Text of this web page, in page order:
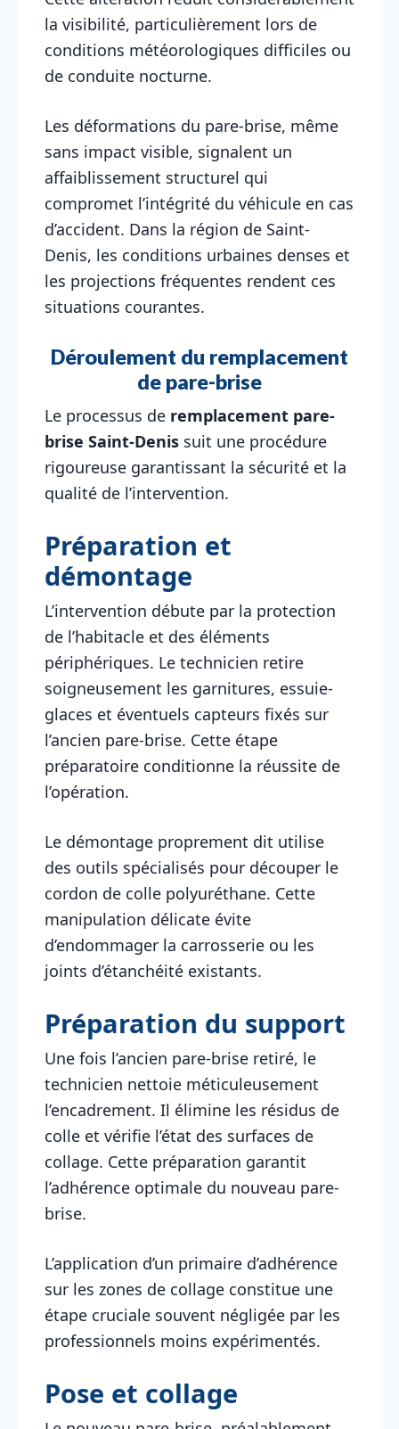
la visibilité, particulièrement lors de
conditions météorologiques difficiles ou
de conduite nocturne.
Les déformations du pare-brise, même
sans impact visible, signalent un
affaiblissement structurel qui
compromet l’intégrité du véhicule en cas
d’accident. Dans la région de Saint-
Denis, les conditions urbaines denses et
les projections fréquentes rendent ces
situations courantes.
Déroulement du remplacement
de pare-brise
Le processus de remplacement pare-
brise Saint-Denis suit une procédure
rigoureuse garantissant la sécurité et la
qualité de l’intervention.
Préparation et
démontage
L’intervention débute par la protection
de l’habitacle et des éléments
périphériques. Le technicien retire
soigneusement les garnitures, essuie-
glaces et éventuels capteurs fixés sur
l’ancien pare-brise. Cette étape
préparatoire conditionne la réussite de
l’opération.
Le démontage proprement dit utilise
des outils spécialisés pour découper le
cordon de colle polyuréthane. Cette
manipulation délicate évite
d’endommager la carrosserie ou les
joints d’étanchéité existants.
Préparation du support
Une fois l’ancien pare-brise retiré, le
technicien nettoie méticuleusement
l’encadrement. Il élimine les résidus de
colle et vérifie l’état des surfaces de
collage. Cette préparation garantit
l’adhérence optimale du nouveau pare-
brise.
L’application d’un primaire d’adhérence
sur les zones de collage constitue une
étape cruciale souvent négligée par les
professionnels moins expérimentés.
Pose et collage